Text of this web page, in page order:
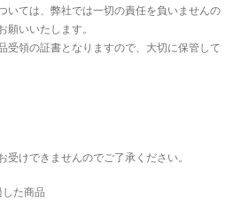
いては、弊社では一切の責任を負いませんの
願いいたします。
受領の証書となりますので、大切に保管して
受けできませんのでご了承ください。
た商品